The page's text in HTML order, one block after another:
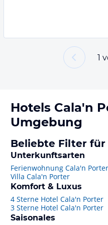
1
Hotels Cala'n
Umgebung
Beliebte Filter für
Unterkunftsarten
Ferienwohnung Cala'n Porter
Villa Cala'n Porter
Komfort & Luxus
4 Sterne Hotel Cala'n Porter
3 Sterne Hotel Cala'n Porter
Saisonales